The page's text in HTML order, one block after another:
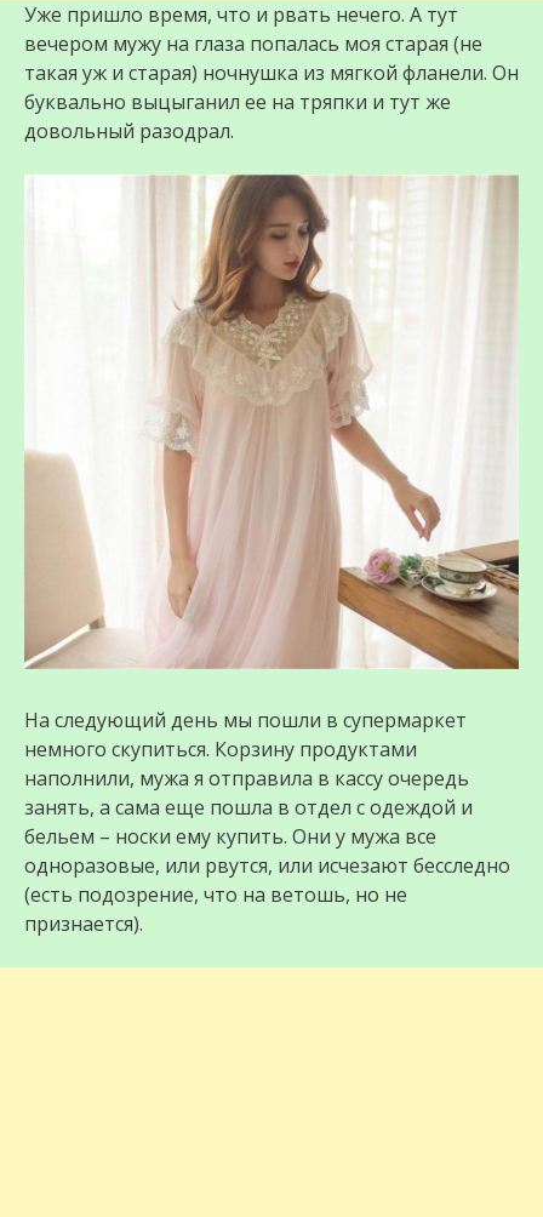
Уже пришло время, что и рвать нечего. А тут
вечером мужу на глаза попалась моя старая (не
такая уж и старая) ночнушка из мягкой фланели. Он
буквально выцыганил ее на тряпки и тут же
довольный разодрал.
На следующий день мы пошли в супермаркет
немного скупиться. Корзину продуктами
наполнили, мужа я отправила в кассу очередь
занять, а сама еще пошла в отдел с одеждой и
бельем – носки ему купить. Они у мужа все
одноразовые, или рвутся, или исчезают бесследно
(есть подозрение, что на ветошь, но не
признается).